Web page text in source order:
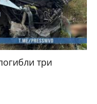
три